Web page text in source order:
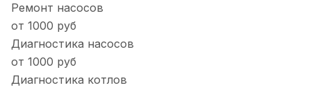
Ремонт насосов
от 1000 руб
Диагностика насосов
от 1000 руб
Диагностика котлов